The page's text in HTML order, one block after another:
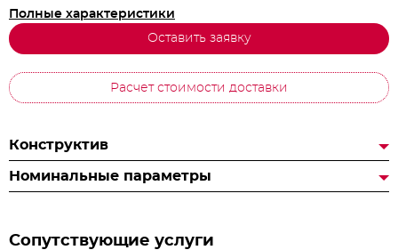
Полные характеристики
Оставить заявку
Расчет стоимости доставки
Конструктив
Номинальные параметры
Сопутствующие услуги